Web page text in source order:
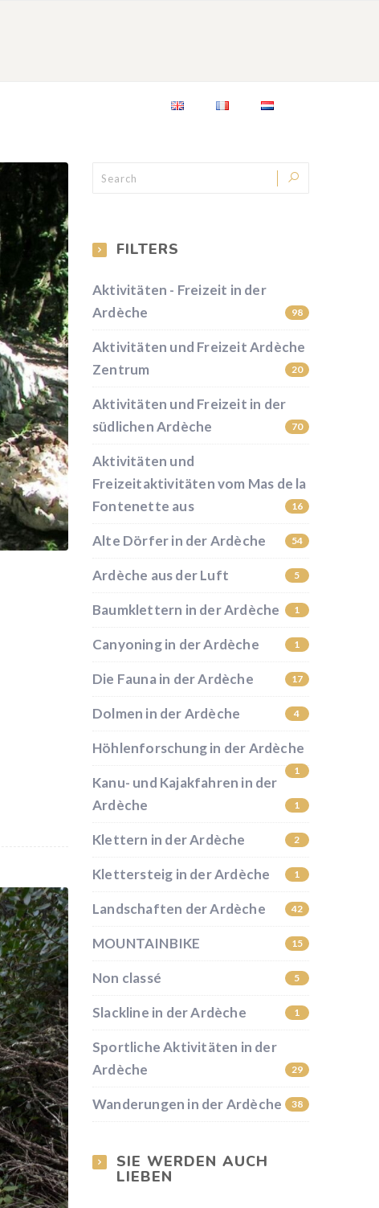
FILTERS
Aktivitäten - Freizeit in der
Ardèche
98
Aktivitäten und Freizeit Ardèche
Zentrum
20
Aktivitäten und Freizeit in der
südlichen Ardèche
70
Aktivitäten und
Freizeitaktivitäten vom Mas de la
Fontenette aus
16
Alte Dörfer in der Ardèche 54
Ardèche aus der Luft 5
Baumklettern in der Ardèche 1
Canyoning in der Ardèche 1
Die Fauna in der Ardèche 17
Dolmen in der Ardèche 4
Höhlenforschung in der Ardèche
1
Kanu- und Kajakfahren in der
Ardèche
1
Klettern in der Ardèche 2
Klettersteig in der Ardèche 1
Landschaften der Ardèche 42
MOUNTAINBIKE 15
Non classé 5
Slackline in der Ardèche 1
Sportliche Aktivitäten in der
Ardèche
29
Wanderungen in der Ardèche 38
SIE WERDEN AUCH
LIEBEN